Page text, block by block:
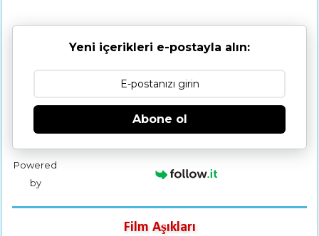
Yeni içerikleri e-postayla alın:
Abone ol
Powered
by
Film Aşıkları